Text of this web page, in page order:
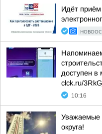
Идёт приём
доступен
clck.ru/
10:16
Уважаемые
округа!